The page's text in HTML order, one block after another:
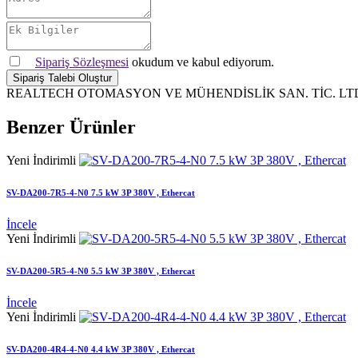
Sipariş Sözleşmesi okudum ve kabul ediyorum.
Sipariş Talebi Oluştur
REALTECH OTOMASYON VE MÜHENDİSLİK SAN. TİC.
Benzer Ürünler
Yeni İndirimli
SV-DA200-7R5-4-N0 7.5 kW 3P 380V , Ethercat
İncele
Yeni İndirimli
SV-DA200-5R5-4-N0 5.5 kW 3P 380V , Ethercat
İncele
Yeni İndirimli
SV-DA200-4R4-4-N0 4.4 kW 3P 380V , Ethercat